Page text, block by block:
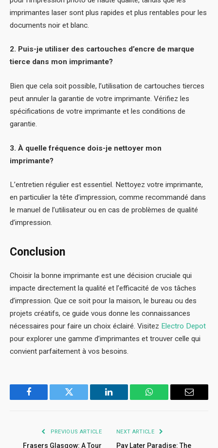
imprimantes laser sont plus rapides et plus rentables pour les
documents noir et blanc.
2. Puis-je utiliser des cartouches d’encre de marque
tierce dans mon imprimante?
Bien que cela soit possible, l’utilisation de cartouches tierces
peut annuler la garantie de votre imprimante. Vérifiez les
spécifications de votre imprimante et les conditions de
garantie.
3. À quelle fréquence dois-je nettoyer mon
imprimante?
L’entretien régulier est essentiel. Nettoyez votre imprimante,
en particulier la tête d’impression, comme recommandé dans
le manuel de l’utilisateur ou en cas de problèmes de qualité
d’impression.
Conclusion
Choisir la bonne imprimante est une décision cruciale qui
impacte directement la qualité et l’efficacité de vos tâches
d’impression. Que ce soit pour la maison, le bureau ou des
projets créatifs, ce guide vous donne les connaissances
nécessaires pour faire un choix éclairé. Visitez Electro Depot
pour explorer une gamme d’imprimantes et trouver celle qui
convient parfaitement à vos besoins.
Facebook Twitter LinkedIn WhatsApp Email
PREVIOUS ARTICLE
Frasers Glasgow: A Tour
NEXT ARTICLE
Pay Later Paradise: The